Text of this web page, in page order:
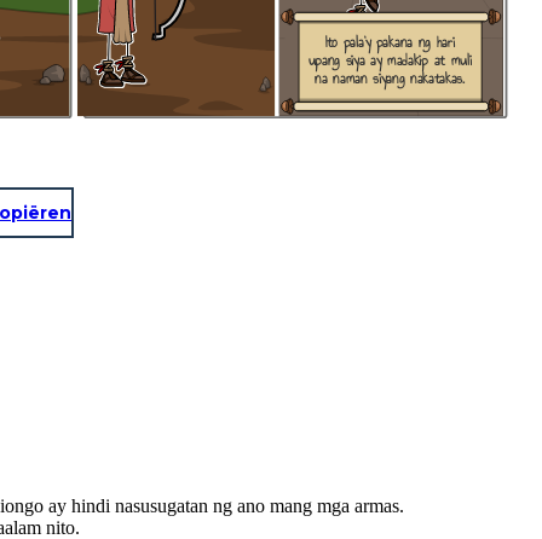
Ito pala'y pakana ng hari
upang siya ay madakip at muli
na naman siyang nakatakas.
ay hindi nasusugatan ng ano mang mga armas.
nito.